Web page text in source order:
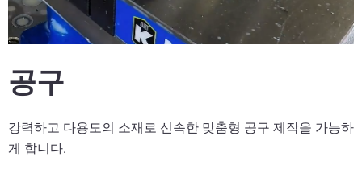
공구
강력하고 다용도의 소재로 신속한 맞춤형 공구 제작을 가능하
게 합니다.